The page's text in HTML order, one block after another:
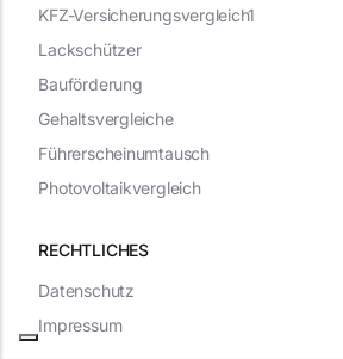
RECHTLICHES
KFZ-Versicherungsvergleich1
Lackschützer
Bauförderung
Gehaltsvergleiche
Führerscheinumtausch
Photovoltaikvergleich
Datenschutz
Impressum